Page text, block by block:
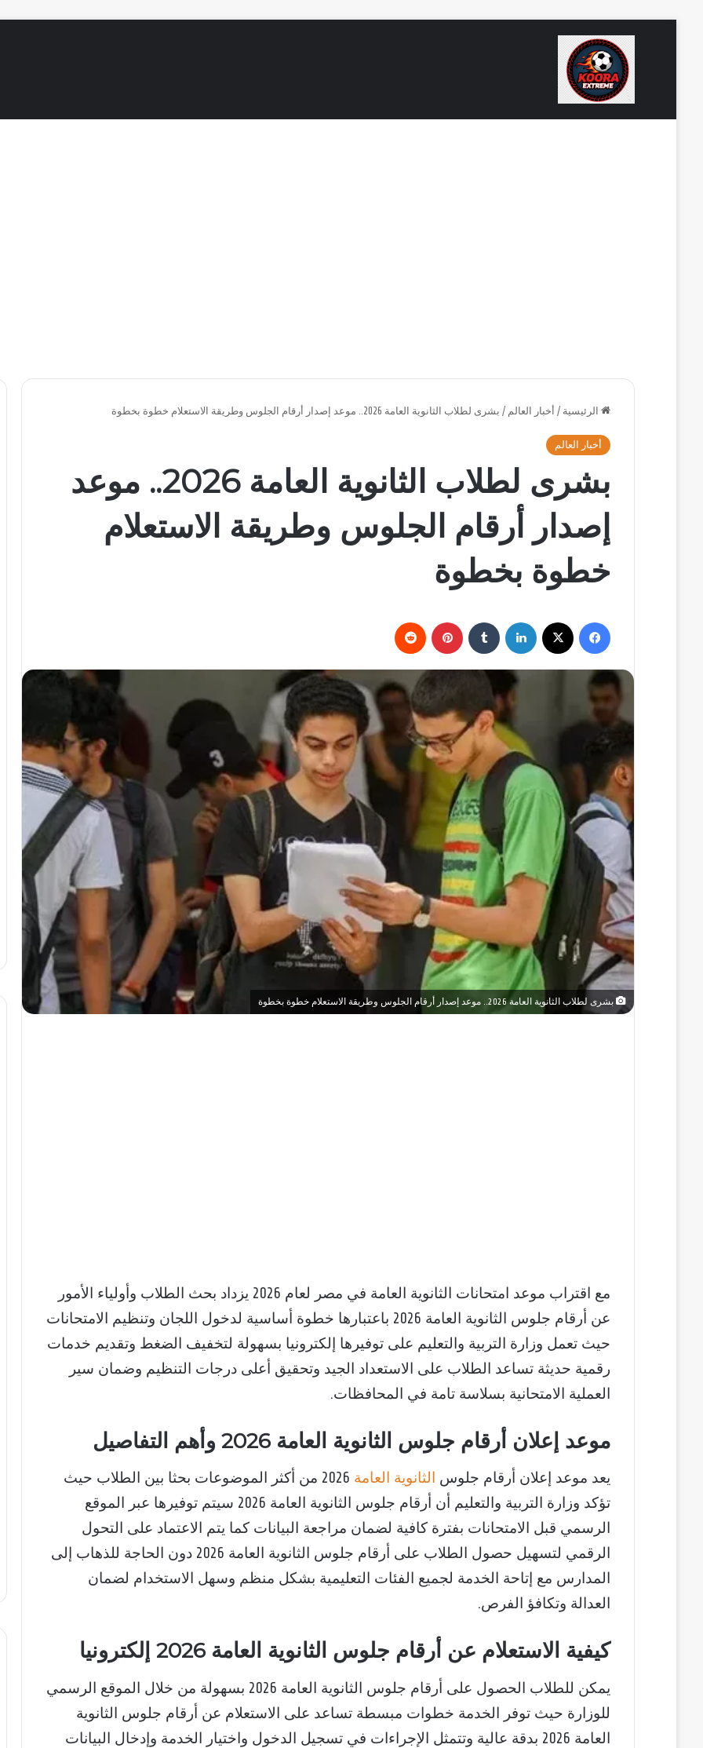
الرئيسية / أخبار العالم / بشرى لطلاب الثانوية العامة 2026.. موعد إصدار أرقام الجلوس وطريقة الاستعلام خطوة بخطوة
أخبار العالم
بشرى لطلاب الثانوية العامة 2026.. موعد
إصدار أرقام الجلوس وطريقة الاستعلام
خطوة بخطوة
فيسبوك لينكدإن بينتيريست
بشرى لطلاب الثانوية العامة 2026.. موعد إصدار أرقام الجلوس وطريقة الاستعلام خطوة بخطوة
مع اقتراب موعد امتحانات الثانوية العامة في مصر لعام 2026 يزداد بحث الطلاب وأولياء الأمور
عن أرقام جلوس الثانوية العامة 2026 باعتبارها خطوة أساسية لدخول اللجان وتنظيم الامتحانات
حيث تعمل وزارة التربية والتعليم على توفيرها إلكترونيا بسهولة لتخفيف الضغط وتقديم خدمات
رقمية حديثة تساعد الطلاب على الاستعداد الجيد وتحقيق أعلى درجات التنظيم وضمان سير
العملية الامتحانية بسلاسة تامة في المحافظات.
موعد إعلان أرقام جلوس الثانوية العامة 2026 وأهم التفاصيل
يعد موعد إعلان أرقام جلوس الثانوية العامة
2026 من أكثر الموضوعات بحثا بين الطلاب حيث
تؤكد وزارة التربية والتعليم أن أرقام جلوس الثانوية العامة 2026 سيتم توفيرها عبر الموقع
الرسمي قبل الامتحانات بفترة كافية لضمان مراجعة البيانات كما يتم الاعتماد على التحول
الرقمي لتسهيل حصول الطلاب على أرقام جلوس الثانوية العامة 2026 دون الحاجة للذهاب إلى
المدارس مع إتاحة الخدمة لجميع الفئات التعليمية بشكل منظم وسهل الاستخدام لضمان
العدالة وتكافؤ الفرص.
كيفية الاستعلام عن أرقام جلوس الثانوية العامة 2026 إلكترونيا
يمكن للطلاب الحصول على أرقام جلوس الثانوية العامة 2026 بسهولة من خلال الموقع الرسمي
للوزارة حيث توفر الخدمة خطوات مبسطة تساعد على الاستعلام عن أرقام جلوس الثانوية
العامة 2026 بدقة عالية وتتمثل الإجراءات في تسجيل الدخول واختيار الخدمة وإدخال البيانات